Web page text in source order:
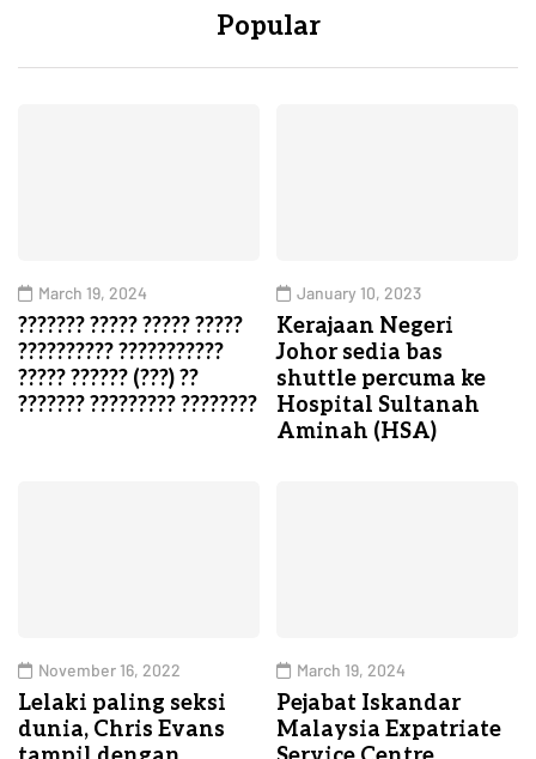
Popular
March 19, 2024
??????? ????? ????? ?????
?????????? ???????????
????? ?????? (???) ??
??????? ????????? ????????
January 10, 2023
Kerajaan Negeri
Johor sedia bas
shuttle percuma ke
Hospital Sultanah
Aminah (HSA)
November 16, 2022
Lelaki paling seksi
dunia, Chris Evans
March 19, 2024
Pejabat Iskandar
Malaysia Expatriate